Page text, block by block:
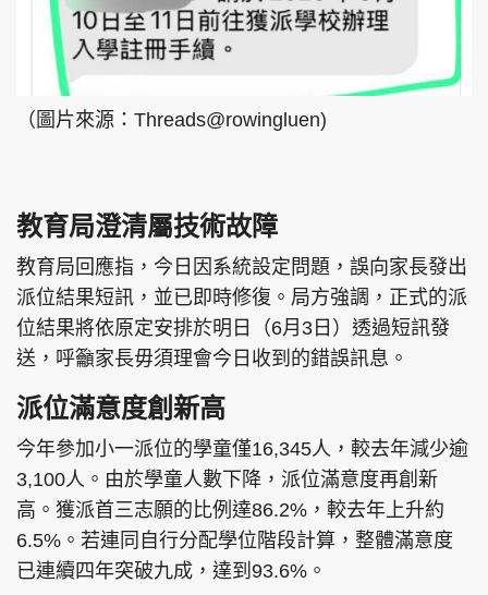
（圖片來源：Threads@rowingluen)
教育局澄清屬技術故障
教育局回應指，今日因系統設定問題，誤向家長發出
派位結果短訊，並已即時修復。局方強調，正式的派
位結果將依原定安排於明日（6月3日）透過短訊發
送，呼籲家長毋須理會今日收到的錯誤訊息。
派位滿意度創新高
今年參加小一派位的學童僅16,345人，較去年減少逾
3,100人。由於學童人數下降，派位滿意度再創新
高。獲派首三志願的比例達86.2%，較去年上升約
6.5%。若連同自行分配學位階段計算，整體滿意度
已連續四年突破九成，達到93.6%。